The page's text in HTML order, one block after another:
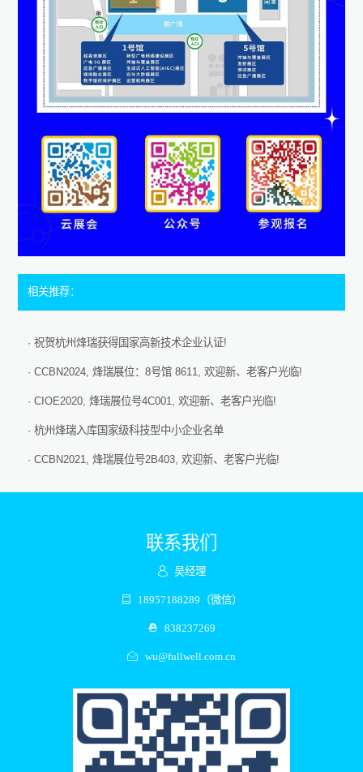
相关推荐：
· 祝贺杭州烽瑞获得国家高新技术企业认证!
· CCBN2024, 烽瑞展位：8号馆 8611, 欢迎新、老客户光临!
· CIOE2020, 烽瑞展位号4C001, 欢迎新、老客户光临!
· 杭州烽瑞入库国家级科技型中小企业名单
· CCBN2021, 烽瑞展位号2B403, 欢迎新、老客户光临!
联系我们
吴经理
18957188289（微信）
838237269
wu@fullwell.com.cn